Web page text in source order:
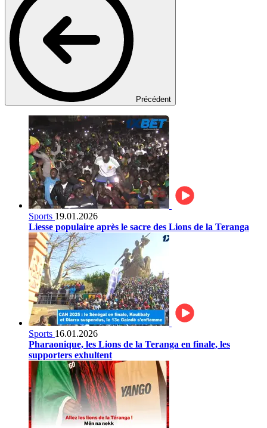
Précédent
Sports 19.01.2026
Liesse populaire après le sacre des Lions de la Teranga
Sports 16.01.2026
Pharaonique, les Lions de la Teranga en finale, les
supporters exhultent